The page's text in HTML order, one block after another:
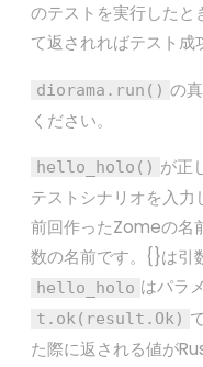
のテストを実行した
て返されればテスト成
diorama.run() の
ください。
hello_holo() が正
テストシナリオを入
前回作ったZomeの名
数の名前です。{}は引
hello_holo はパラ
t.ok(result.Ok)
た際に返される値が